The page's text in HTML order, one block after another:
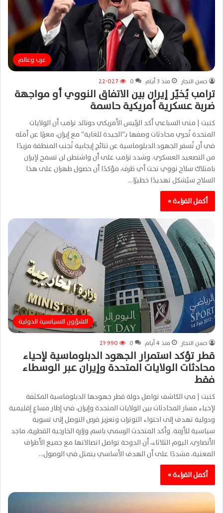
عرب وعالم
حسن النجار منذ 3 أيام 0 22٬027
ترامب يُخيّر إيران بين الاتفاق النووي أو مواجهة
ضربة عسكرية أمريكية حاسمة
كتبت | منى السباعي أكد الرئيس الأمريكي دونالد ترامب أن الولايات
المتحدة تُجري محادثات وصفها بـ”الجيدة للغاية” مع إيران، معربًا عن أمله
في أن تُسفر الجهود الدبلوماسية عن نتائج إيجابية تُجنب المنطقة مزيدًا
من التصعيد العسكري. وشدد ترامب على أن واشنطن لن تسمح لإيران
بامتلاك سلاح نووي تحت أي ظرف، مؤكدًا أن حصول طهران على هذا
السلاح سيُشكل تهديدًا خطيرًا…
أكمل القراءة »
الشؤون السياسية الدولية
حسن النجار منذ 4 أيام 0 21٬990
قطر تؤكد استمرار الجهود الدبلوماسية لإحياء
محادثات الولايات المتحدة وإيران عبر الوسطاء
فقط
كتبت | مي الكاشف تواصل دولة قطر جهودها الدبلوماسية المكثفة
لإحياء مسار المحادثات بين الولايات المتحدة وإيران، في إطار مساعٍ إقليمية
ودولية تهدف إلى احتواء التوترات وتعزيز فرص التوصل إلى تسوية
سياسية للأزمة. وأكد المتحدث الرسمي باسم وزارة الخارجية القطرية، ماجد
الأنصاري، اليوم الثلاثاء، أن الدوحة تواصل اتصالاتها مع جميع الأطراف
المعنية، مشددًا على أن الهدف الأساسي يتمثل في الوصول…
أكمل القراءة »